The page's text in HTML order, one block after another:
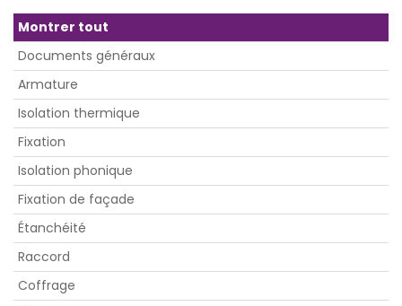
Montrer tout
Documents généraux
Armature
Isolation thermique
Fixation
Isolation phonique
Fixation de façade
Étanchéité
Raccord
Coffrage